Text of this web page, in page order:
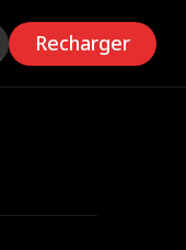
Recharger